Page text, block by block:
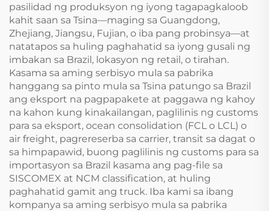
pasilidad ng produksyon ng iyong tagapagkaloob
kahit saan sa Tsina—maging sa Guangdong,
Zhejiang, Jiangsu, Fujian, o iba pang probinsya—at
natatapos sa huling paghahatid sa iyong gusali ng
imbakan sa Brazil, lokasyon ng retail, o tirahan.
Kasama sa aming serbisyo mula sa pabrika
hanggang sa pinto mula sa Tsina patungo sa Brazil
ang eksport na pagpapakete at paggawa ng kahoy
na kahon kung kinakailangan, paglilinis ng customs
para sa eksport, ocean consolidation (FCL o LCL) o
air freight, pagrereserba sa carrier, transit sa dagat o
sa himpapawid, buong paglilinis ng customs para sa
importasyon sa Brazil kasama ang pag-file sa
SISCOMEX at NCM classification, at huling
paghahatid gamit ang truck. Iba kami sa ibang
kompanya sa aming serbisyo mula sa pabrika